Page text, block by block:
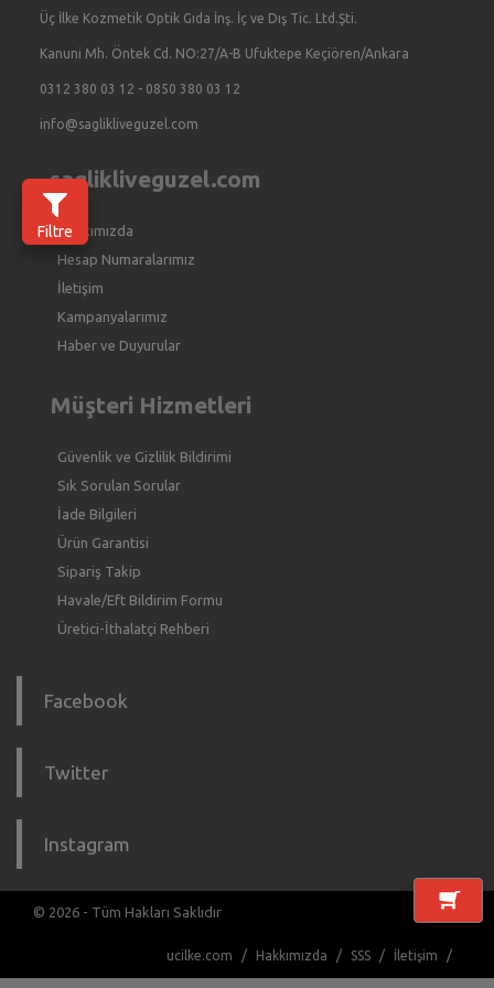
Filtre
Üç İlke Kozmetik Optik Gıda İnş. İç ve Dış Tic. Ltd.Şti.
Kanuni Mh. Öntek Cd. NO:27/A-B Ufuktepe Keçiören/Ankara
0312 380 03 12 - 0850 380 03 12
info@saglikliveguzel.com
saglikliveguzel.com
Hakkımızda
Hesap Numaralarımız
İletişim
Kampanyalarımız
Haber ve Duyurular
Müşteri Hizmetleri
Güvenlik ve Gizlilik Bildirimi
Sık Sorulan Sorular
İade Bilgileri
Ürün Garantisi
Sipariş Takip
Havale/Eft Bildirim Formu
Üretici-İthalatçi Rehberi
Facebook
Twitter
Instagram
© 2026 - Tüm Hakları Saklıdır
ucilke.com Hakkımızda SSS İletişim